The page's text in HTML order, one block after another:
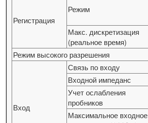
Регистрация
Режим
Макс. дискретизация
(реальное время)
Режим высокого разрешения
Вход
Связь по входу
Входной импеданс
Учет ослабления
пробников
Максимальное входное